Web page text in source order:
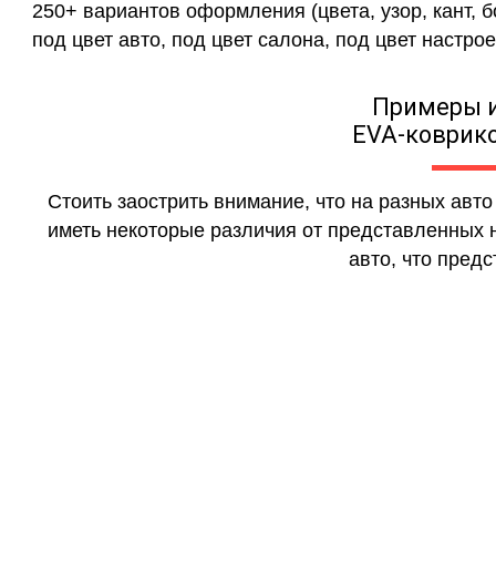
250+ вариантов оформления (цвета, узор, кант,
под цвет авто, под цвет салона, под цвет
Примеры
EVA-
Стоить заострить внимание, что на разных
иметь некоторые различия от
авто, что